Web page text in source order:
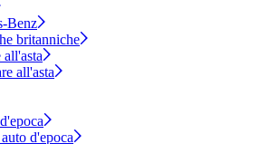
Benz
britanniche
all'asta
d'epoca